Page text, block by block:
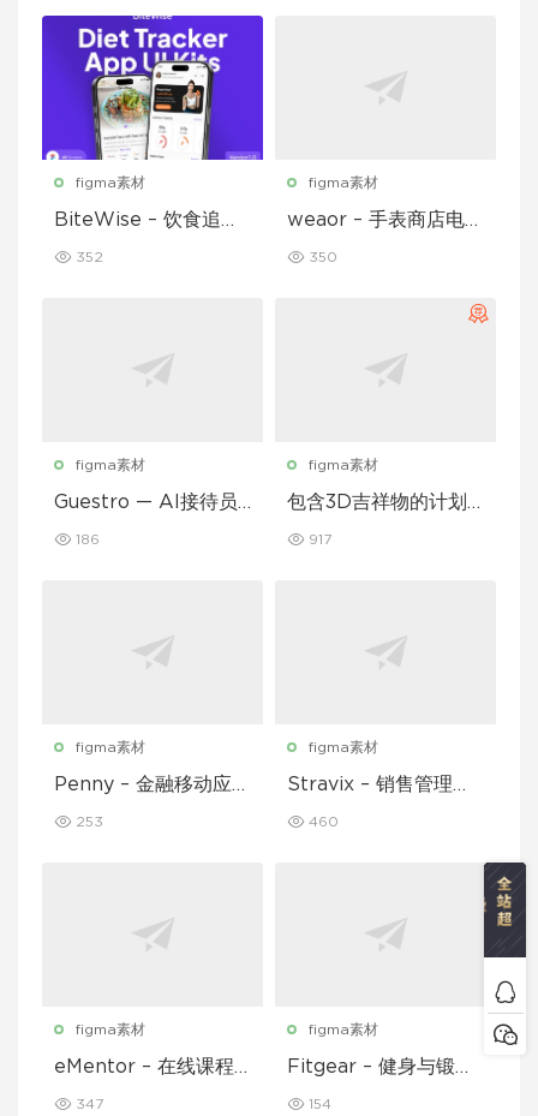
figma素材
BiteWise – 饮食追踪
352
figma素材
weaor – 手表商店电子
350
figma素材
Guestro — AI接待员
186
figma素材
包含3D吉祥物的计划
计UI套件
917
figma素材
Penny – 金融移动应用
253
figma素材
Stravix – 销售管理仪
460
figma素材
eMentor – 在线课程
347
figma素材
Fitgear – 健身与锻炼
154